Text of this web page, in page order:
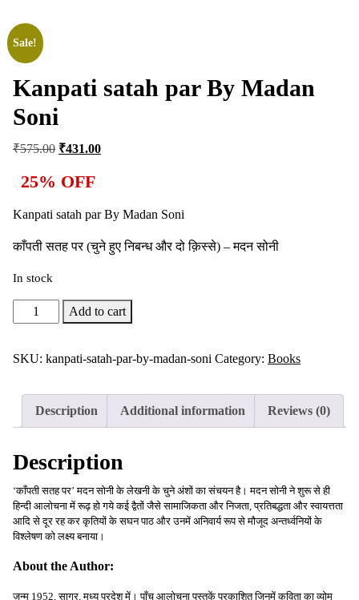
Sale!
Kanpati satah par By Madan
Soni
₹575.00 ₹431.00
25% OFF
Kanpati satah par By Madan Soni
काँपती सतह पर (चुने हुए निबन्ध और दो क़िस्से) – मदन सोनी
In stock
Add to cart
SKU: kanpati-satah-par-by-madan-soni Category: Books
Description Additional information Reviews (0)
Description
‘काँपती सतह पर’ मदन सोनी के लेखनी के चुने अंशों का संचयन है। मदन सोनी ने शुरू से ही
हिन्दी आलोचना में रूढ़ हो गये कई द्वैतों जैसे सामाजिकता और निजता, प्रतिबद्धता और स्वायत्तता
आदि से दूर रह कर कृतियों के सघन पाठ और उनमें अनिवार्य रूप से मौजूद अन्तर्ध्वनियों के
विश्लेषण को लक्ष्य बनाया।
About the Author:
जन्म 1952, सागर, मध्य प्रदेश में। पाँच आलोचना पुस्तकें प्रकाशित जिनमें कविता का व्योम